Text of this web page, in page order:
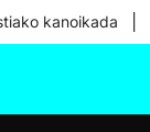
kanoikada